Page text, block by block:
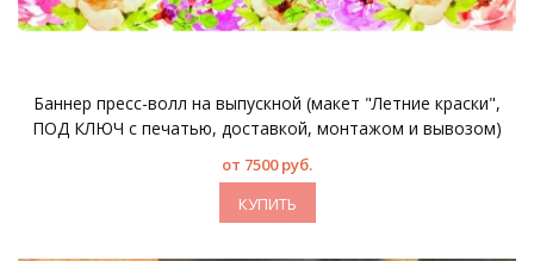
Баннер пресс-волл на выпускной (макет "Летние краски",
ПОД КЛЮЧ с печатью, доставкой, монтажом и вывозом)
от 7500 руб.
КУПИТЬ